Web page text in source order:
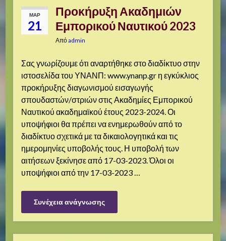
ΜΑΡ
21
Προκήρυξη Ακαδημιών
Εμπορικού Ναυτικού 2023
Απόadmin
Σας γνωρίζουμε ότι αναρτήθηκε στο διαδίκτυο στην
ιστοσελίδα του ΥΝΑΝΠ: www.ynanp.gr η εγκύκλιος
προκήρυξης διαγωνισμού εισαγωγής
σπουδαστών/στριών στις Ακαδημίες Εμπορικού
Ναυτικού ακαδημαϊκού έτους 2023-2024. Οι
υποψήφιοι θα πρέπει να ενημερωθούν από το
διαδίκτυο σχετικά με τα δικαιολογητικά και τις
ημερομηνίες υποβολής τους. Η υποβολή των
αιτήσεων ξεκίνησε από 17-03-2023. Όλοι οι
υποψήφιοι από την 17-03-2023 …
Συνέχεια ανάγνωσης